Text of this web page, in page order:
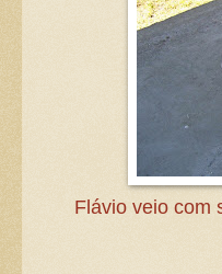
Flávio veio com